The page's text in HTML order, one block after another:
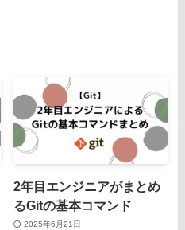
2年目エンジニアがまとめ
るGitの基本コマンド
2025年6月21日